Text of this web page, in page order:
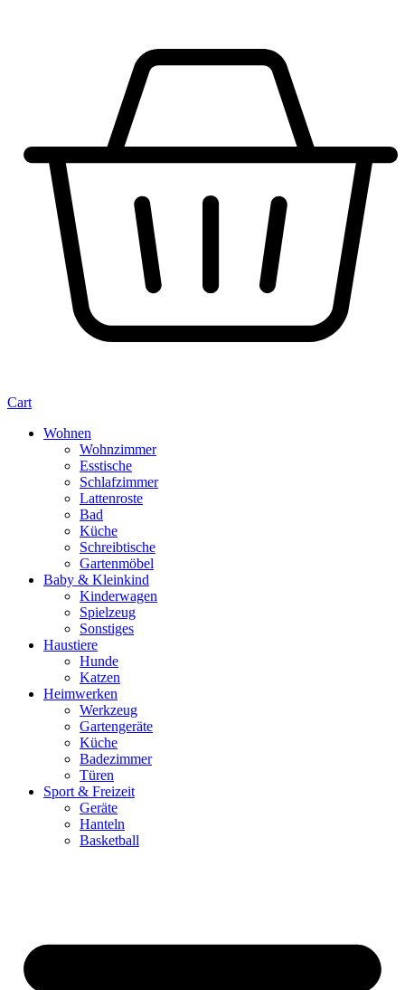
Cart
Wohnen
Wohnzimmer
Esstische
Schlafzimmer
Lattenroste
Bad
Küche
Schreibtische
Gartenmöbel
Baby & Kleinkind
Kinderwagen
Spielzeug
Sonstiges
Haustiere
Hunde
Katzen
Heimwerken
Werkzeug
Gartengeräte
Küche
Badezimmer
Türen
Sport & Freizeit
Geräte
Hanteln
Basketball